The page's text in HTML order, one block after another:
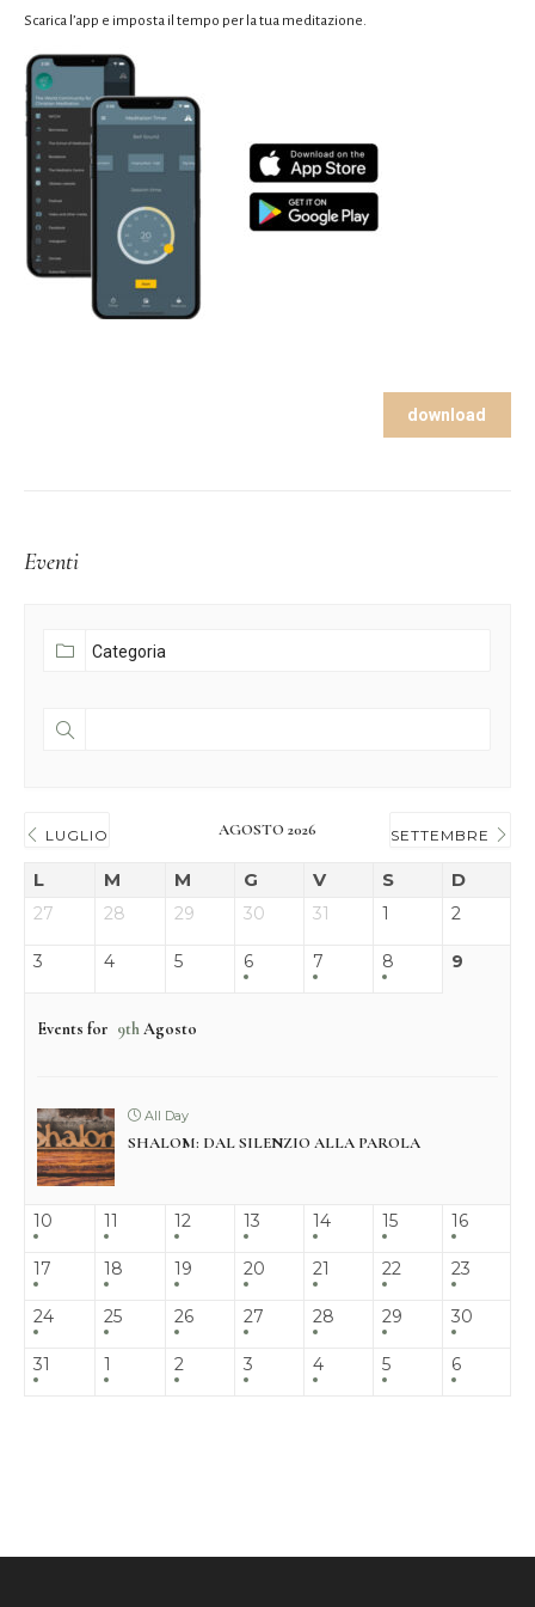
Scarica l’app e imposta il tempo per la tua meditazione.
download
Eventi
LUGLIO AGOSTO 2026 SETTEMBRE
L M M G V S D
27 28 29 30 31 1 2
3 4 5 6 7 8 9
Events for 9thAgosto
All Day
SHALOM: DAL SILENZIO ALLA PAROLA
10 11 12 13 14 15 16
17 18 19 20 21 22 23
24 25 26 27 28 29 30
31 1 2 3 4 5 6